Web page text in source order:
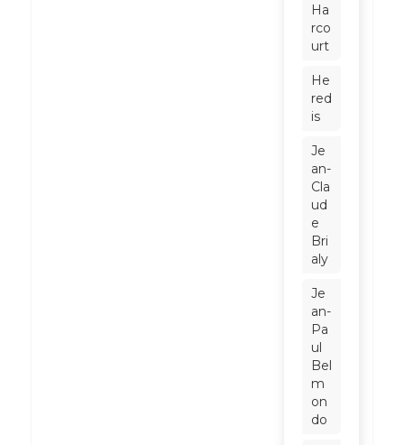
Ha
rco
urt
He
red
is
Je
an-
Cla
ud
e
Bri
aly
Je
an-
Pa
ul
Bel
m
on
do